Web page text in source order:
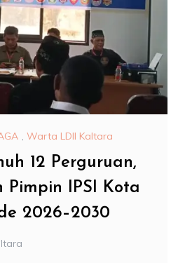
, Warta LDII Kaltara
12 Perguruan,
Pimpin IPSI Kota
2026–2030